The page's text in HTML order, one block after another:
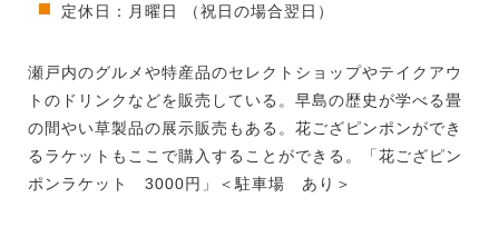
定休日：月曜日 （祝日の場合翌日）
瀬戸内のグルメや特産品のセレクトショップやテイクアウ
トのドリンクなどを販売している。早島の歴史が学べる畳
の間やい草製品の展示販売もある。花ござピンポンができ
るラケットもここで購入することができる。「花ござピン
ポンラケット 3000円」＜駐車場 あり＞